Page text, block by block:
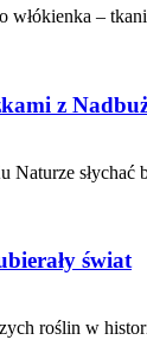
–
z
świat
roślin w